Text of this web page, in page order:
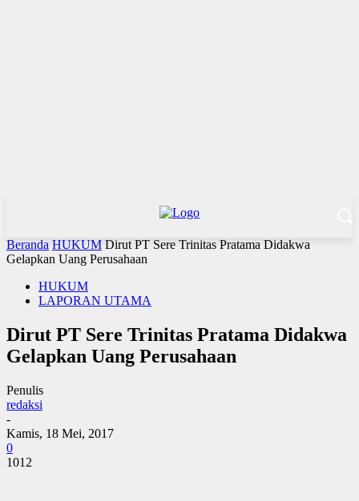
Beranda HUKUM Dirut PT Sere Trinitas Pratama Didakwa
Gelapkan Uang Perusahaan
HUKUM
LAPORAN UTAMA
Dirut PT Sere Trinitas Pratama Didakwa
Gelapkan Uang Perusahaan
Penulis
redaksi
-
Kamis, 18 Mei, 2017
0
1012